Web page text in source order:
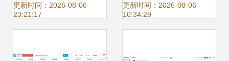
智能软件解决方案
更新时间：2026-08-06
23:21:17
通的利器
更新时间：2026-08-06
10:34:29